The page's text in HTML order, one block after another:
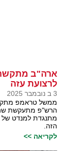
ארה"ב מתקשה
לרצועת עזה
3 ב נובמבר 2025
ממשל טראמפ
הרש"פ מתעקשת
מתנגדת למנדט של
הזה.
לקריאה >>